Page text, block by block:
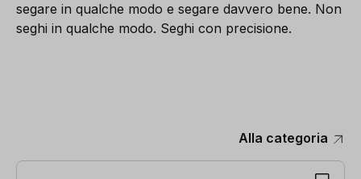
segare in qualche modo e segare davvero bene. Non
seghi in qualche modo. Seghi con precisione.
Alla categoria
Salta la galleria dei prodotti